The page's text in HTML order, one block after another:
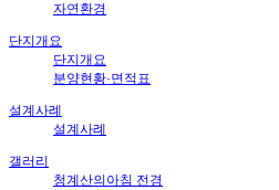
자연환경
단지개요
단지개요
분양현황·면적표
설계사례
설계사례
갤러리
청계산의아침 전경